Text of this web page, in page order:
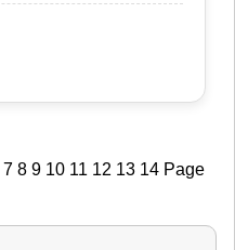
7 8 9 10 11 12 13 14 Page